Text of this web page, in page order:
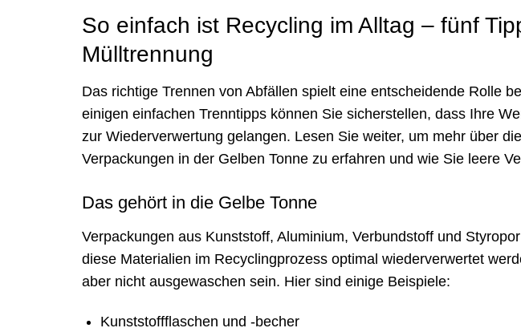
So einfach ist Recycling im Alltag – fünf
Mülltrennung
Das richtige Trennen von Abfällen spielt eine entscheidende Rolle
einigen einfachen Trenntipps können Sie sicherstellen, dass Ihre
zur Wiederverwertung gelangen. Lesen Sie weiter, um mehr über
Verpackungen in der Gelben Tonne zu erfahren und wie Sie leere
Das gehört in die Gelbe Tonne
Verpackungen aus Kunststoff, Aluminium, Verbundstoff und
diese Materialien im Recyclingprozess optimal wiederverwertet
aber nicht ausgewaschen sein. Hier sind einige Beispiele:
Kunststoffflaschen und -becher